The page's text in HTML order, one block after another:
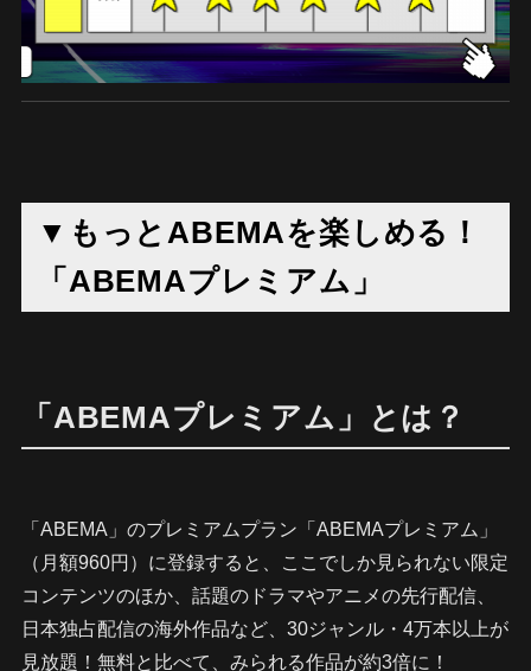
▼もっとABEMAを楽しめる！
「ABEMAプレミアム」
「ABEMAプレミアム」とは？
「ABEMA」のプレミアムプラン「ABEMAプレミアム」
（月額960円）に登録すると、ここでしか見られない限定
コンテンツのほか、話題のドラマやアニメの先行配信、
日本独占配信の海外作品など、30ジャンル・4万本以上が
見放題！無料と比べて、みられる作品が約3倍に！